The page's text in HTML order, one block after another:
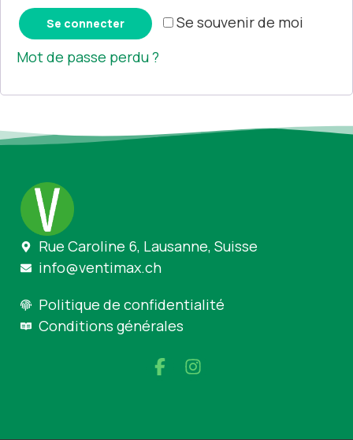
Alternative: Se souvenir de moi
Se connecter
Mot de passe perdu ?
Rue Caroline 6, Lausanne, Suisse
info@ventimax.ch
Politique de confidentialité
Conditions générales